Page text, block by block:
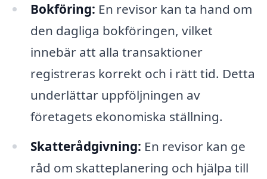
Bokföring: En revisor kan ta hand om
den dagliga bokföringen, vilket
innebär att alla transaktioner
registreras korrekt och i rätt tid. Detta
underlättar uppföljningen av
företagets ekonomiska ställning.
Skatterådgivning: En revisor kan ge
råd om skatteplanering och hjälpa till